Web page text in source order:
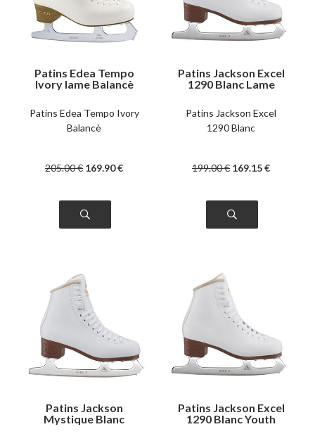
Patins Edea Tempo
Ivory lame Balancè
Patins Edea Tempo Ivory
Balancè
205.00€ 169.90€
Patins Jackson Excel
1290 Blanc Lame
Patins Jackson Excel
1290 Blanc
199.00€ 169.15€
Patins Jackson
Mystique Blanc
Patins Jackson Excel
1290 Blanc Youth